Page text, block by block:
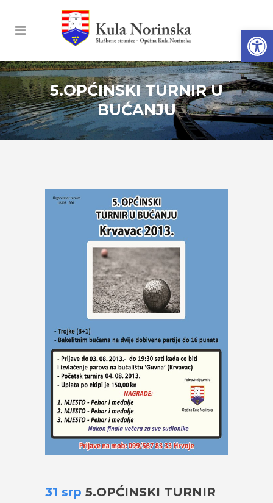
5.OPĆINSKI TURNIR U
BUĆANJU
31 srp 5.OPĆINSKI TURNIR